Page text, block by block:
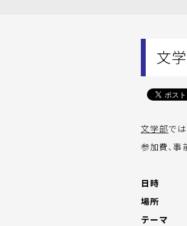
文
文学部で
参加費、
日時
場所
テーマ